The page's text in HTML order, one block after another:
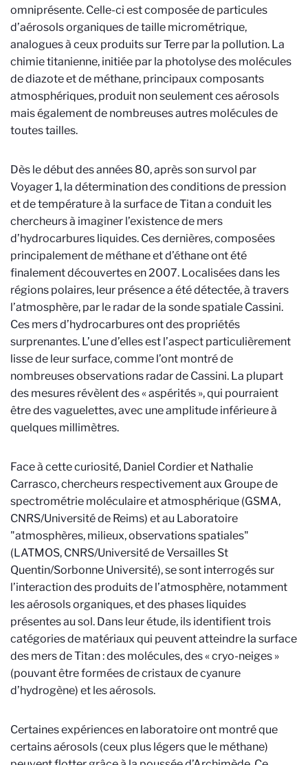
omniprésente. Celle-ci est composée de particules
d’aérosols organiques de taille micrométrique,
analogues à ceux produits sur Terre par la pollution. La
chimie titanienne, initiée par la photolyse des molécules
de diazote et de méthane, principaux composants
atmosphériques, produit non seulement ces aérosols
mais également de nombreuses autres molécules de
toutes tailles.
Dès le début des années 80, après son survol par
Voyager 1, la détermination des conditions de pression
et de température à la surface de Titan a conduit les
chercheurs à imaginer l’existence de mers
d’hydrocarbures liquides. Ces dernières, composées
principalement de méthane et d’éthane ont été
finalement découvertes en 2007. Localisées dans les
régions polaires, leur présence a été détectée, à travers
l’atmosphère, par le radar de la sonde spatiale Cassini.
Ces mers d’hydrocarbures ont des propriétés
surprenantes. L’une d’elles est l’aspect particulièrement
lisse de leur surface, comme l’ont montré de
nombreuses observations radar de Cassini. La plupart
des mesures révèlent des « aspérités », qui pourraient
être des vaguelettes, avec une amplitude inférieure à
quelques millimètres.
Face à cette curiosité, Daniel Cordier et Nathalie
Carrasco, chercheurs respectivement aux Groupe de
spectrométrie moléculaire et atmosphérique (GSMA,
CNRS/Université de Reims) et au Laboratoire
"atmosphères, milieux, observations spatiales"
(LATMOS, CNRS/Université de Versailles St
Quentin/Sorbonne Université), se sont interrogés sur
l’interaction des produits de l’atmosphère, notamment
les aérosols organiques, et des phases liquides
présentes au sol. Dans leur étude, ils identifient trois
catégories de matériaux qui peuvent atteindre la surface
des mers de Titan : des molécules, des « cryo-neiges »
(pouvant être formées de cristaux de cyanure
d’hydrogène) et les aérosols.
Certaines expériences en laboratoire ont montré que
certains aérosols (ceux plus légers que le méthane)